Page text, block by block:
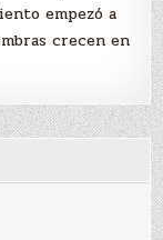
empezó a
crecen en